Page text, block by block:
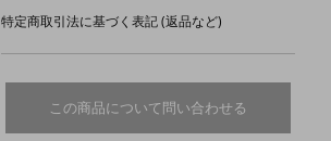
特定商取引法に基づく表記 (返品など)
この商品について問い合わせる